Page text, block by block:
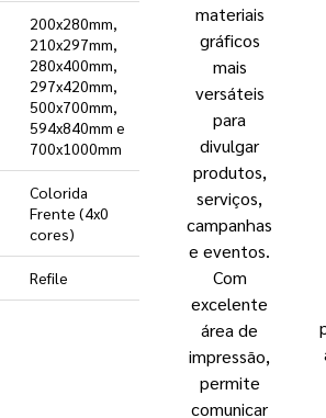
200x280mm,
210x297mm,
280x400mm,
297x420mm,
500x700mm,
594x840mm e
700x1000mm
Colorida
Frente (4x0
cores)
Refile
materiais
gráficos
mais
versáteis
para
divulgar
produtos,
serviços,
campanhas
e eventos.
Com
excelente
área de
impressão,
permite
comunicar